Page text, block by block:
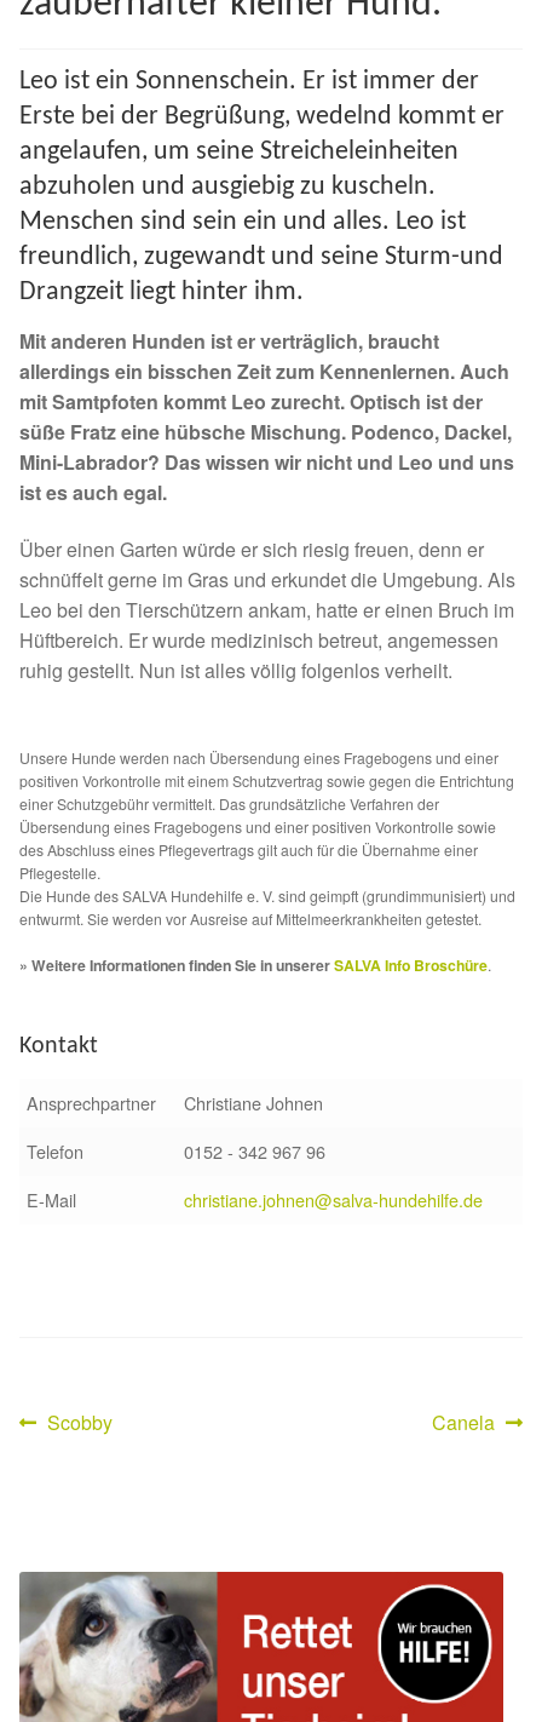
Juli bis Dezember 2023
Januar bis Juni 2023
Spenden 2022
Juli bis Dezember 2022
Januar bis Juni 2022
Spenden 2021
Juli bis Dezember 2021
Fördermitgliedschaft
Tierschutz
Auslandstierschutz
Unsere Notnasen
Notnasen in Deutschland
Notnasen noch im Ausland
Wichtige Gedanken vor der Adoption
Sicherheitsgeschirr
Mittelmeerkrankheiten
Zwingerhusten
Info Broschüre – SALVA Hundehilfe e.V.
Glückliche Fellnasen
Happy End Stories
Leo ist ein Sonnenschein. Er ist immer der
Erste bei der Begrüßung, wedelnd kommt er
angelaufen, um seine Streicheleinheiten
abzuholen und ausgiebig zu kuscheln.
Menschen sind sein ein und alles. Leo ist
freundlich, zugewandt und seine Sturm-und
Drangzeit liegt hinter ihm.
Mit anderen Hunden ist er verträglich, braucht
allerdings ein bisschen Zeit zum Kennenlernen. Auch
mit Samtpfoten kommt Leo zurecht. Optisch ist der
süße Fratz eine hübsche Mischung. Podenco, Dackel,
Mini-Labrador? Das wissen wir nicht und Leo und uns
ist es auch egal.
Über einen Garten würde er sich riesig freuen, denn er
schnüffelt gerne im Gras und erkundet die Umgebung. Als
Leo bei den Tierschützern ankam, hatte er einen Bruch im
Hüftbereich. Er wurde medizinisch betreut, angemessen
ruhig gestellt. Nun ist alles völlig folgenlos verheilt.
Unsere Hunde werden nach Übersendung eines Fragebogens und einer
positiven Vorkontrolle mit einem Schutzvertrag sowie gegen die Entrichtung
einer Schutzgebühr vermittelt. Das grundsätzliche Verfahren der
Übersendung eines Fragebogens und einer positiven Vorkontrolle sowie
des Abschluss eines Pflegevertrags gilt auch für die Übernahme einer
Pflegestelle.
Die Hunde des SALVA Hundehilfe e. V. sind geimpft (grundimmunisiert) und
entwurmt. Sie werden vor Ausreise auf Mittelmeerkrankheiten getestet.
» Weitere Informationen finden Sie in unsererSALVA Info Broschüre.
Kontakt
Ansprechpartner
Christiane Johnen
Telefon
0152 - 342 967 96
E-Mail
christiane.johnen@salva-hundehilfe.de
Beitragsnavigation
Vorheriger
Scobby
Nächster
Canela